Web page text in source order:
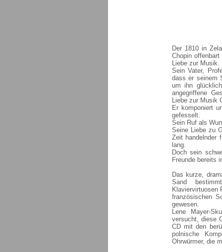
Der 1810 in
Chopin
Liebe zur
Sein Vater,
dass er seinem
um ihn
angegriffene
Liebe zur Musik
Er komponiert
gefesselt.
Sein Ruf als
Seine Liebe zu
Zeit handelnder
lang.
Doch sein
Freunde bereits
Das kurze,
Sand
Klaviervirtuosen
französischen
gewesen.
Lene Mayer-
versucht, diese
CD mit den
polnische
Ohrwürmer, die